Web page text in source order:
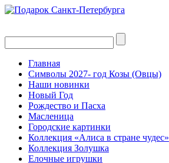
Главная
Символы 2027- год Козы (Овцы)
Наши новинки
Новый Год
Рождество и Пасха
Масленица
Городские картинки
Коллекция «Алиса в стране чудес»
Коллекция Золушка
Елочные игрушки